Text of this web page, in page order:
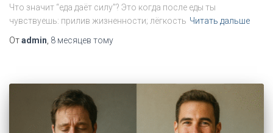
Что значит “еда даёт силу”? Это когда после еды ты
чувствуешь: прилив жизненности; лёгкость Читать дальше
Отadmin, 8 месяцев тому